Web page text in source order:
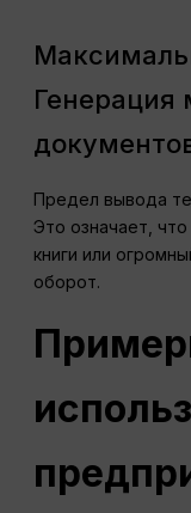
Генерация
Предел вывода
Это означает,
книги или
оборот.